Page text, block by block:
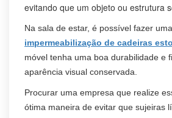
evitando que um objeto ou estrutura
Na sala de estar, é possível fazer uma
impermeabilização de cadeiras
móvel tenha uma boa durabilidade e
aparência visual conservada.
Procurar uma empresa que realize
ótima maneira de evitar que sujeiras